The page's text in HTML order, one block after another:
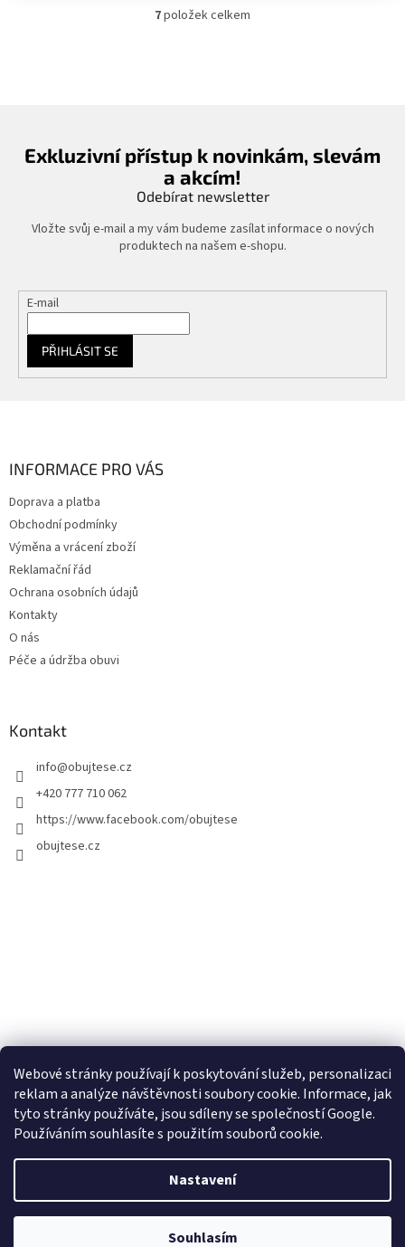
Webové stránky používají k poskytování služeb, personalizaci
reklam a analýze návštěvnosti soubory cookie. Informace, jak
tyto stránky používáte, jsou sdíleny se společností Google.
Používáním souhlasíte s použitím souborů cookie.
Nastavení
Souhlasím
O
p
r
v
y
v
i
7položek celkem
Exkluzivní přístup k novinkám, slevám
a akcím!
Odebírat newsletter
Vložte svůj e-mail a my vám budeme zasílat informace o nových
produktech na našem e-shopu.
E-mail
PŘIHLÁSIT SE
INFORMACE PRO VÁS
Doprava a platba
Obchodní podmínky
Výměna a vrácení zboží
Reklamační řád
Ochrana osobních údajů
Kontakty
O nás
Péče a údržba obuvi
Kontakt
info@obujtese.cz
+420 777 710 062
https://www.facebook.com/obujtese
obujtese.cz
Copyright 2026Obujtese.cz-srdeční záležitost. Všechna práva
vyhrazena.